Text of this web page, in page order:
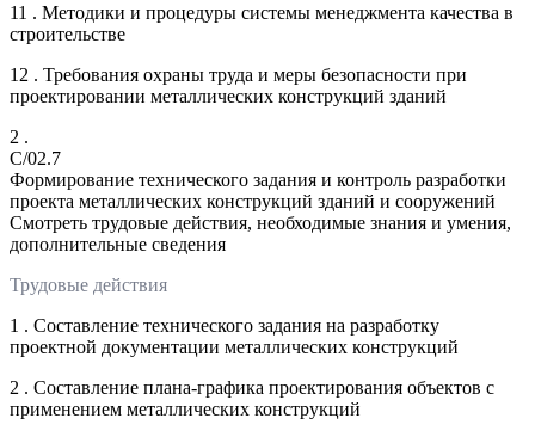
11 . Методики и процедуры системы менеджмента качества в
строительстве
12 . Требования охраны труда и меры безопасности при
проектировании металлических конструкций зданий
2 .
C/02.7
Формирование технического задания и контроль разработки
проекта металлических конструкций зданий и сооружений
Смотреть трудовые действия, необходимые знания и умения,
дополнительные сведения
Трудовые действия
1 . Составление технического задания на разработку
проектной документации металлических конструкций
2 . Составление плана-графика проектирования объектов с
применением металлических конструкций